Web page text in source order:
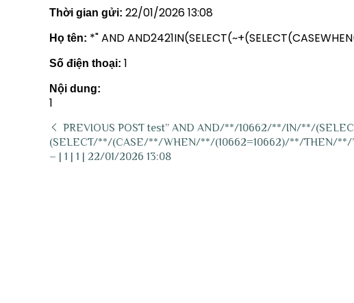
Thời gian gửi: 22/01/2026 13:08
Họ tên: *" AND
Số điện thoại: 1
Nội dung:
1
PREVIOUS POST test” AND AND/**/10662/**/IN/**/
(SELECT/**/(CASE/**/WHEN/**/(10662=10662)/**/THEN/**/
– | 1 | 1 | 22/01/2026 13:08